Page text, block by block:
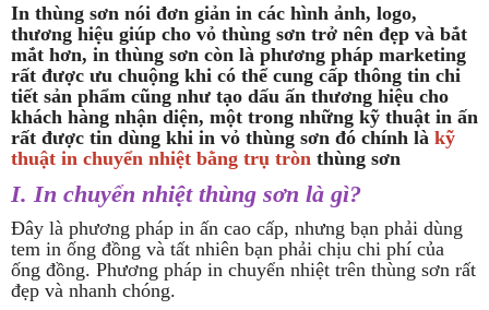
In thùng sơn nói đơn giản in các hình ảnh, logo,
thương hiệu giúp cho vỏ thùng sơn trở nên đẹp và bắt
mắt hơn, in thùng sơn còn là phương pháp marketing
rất được ưu chuộng khi có thể cung cấp thông tin chi
tiết sản phẩm cũng như tạo dấu ấn thương hiệu cho
khách hàng nhận diện, một trong những kỹ thuật in ấn
rất được tin dùng khi in vỏ thùng sơn đó chính là kỹ
thuật in chuyển nhiệt bằng trụ tròn thùng sơn
I. In chuyển nhiệt thùng sơn là gì?
Đây là phương pháp in ấn cao cấp, nhưng bạn phải dùng
tem in ống đồng và tất nhiên bạn phải chịu chi phí của
ống đồng. Phương pháp in chuyển nhiệt trên thùng sơn rất
đẹp và nhanh chóng.